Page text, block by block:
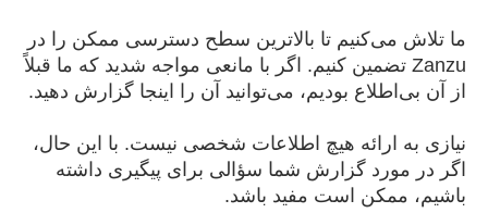
ما تلاش می‌کنیم تا بالاترین سطح دسترسی ممکن را در
Zanzu تضمین کنیم. اگر با مانعی مواجه شدید که ما قبلاً
از آن بی‌اطلاع بودیم، می‌توانید آن را اینجا گزارش دهید.
نیازی به ارائه هیچ اطلاعات شخصی نیست. با این حال،
اگر در مورد گزارش شما سؤالی برای پیگیری داشته
باشیم، ممکن است مفید باشد.